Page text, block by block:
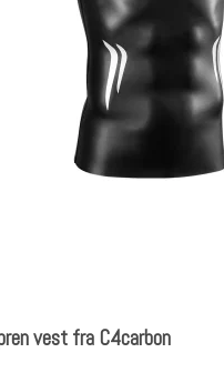
vest fra C4carbon